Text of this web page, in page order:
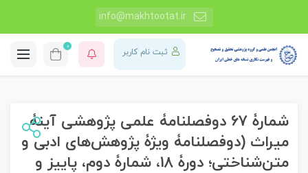
info@makhtootat.ir
ثبت نام کاربر
0
شمارۀ 67 دوفصلنامۀ علمی پژوهشی آینۀ
میراث (دوفصلنامۀ ویژۀ پژوهش‌های ادبی و
متن‌شناختی؛ دورۀ 18، شمارۀ دوم، پاییز و